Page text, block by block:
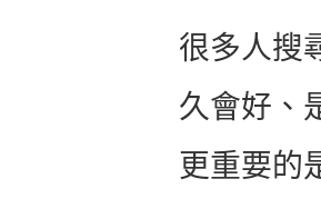
很多人搜
久會好、
更重要的